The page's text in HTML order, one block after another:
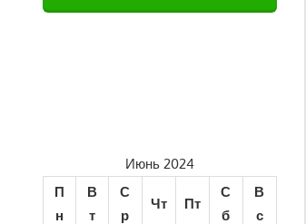
Июнь 2024
П
н
В
т
С
р
Чт Пт
С
б
В
с